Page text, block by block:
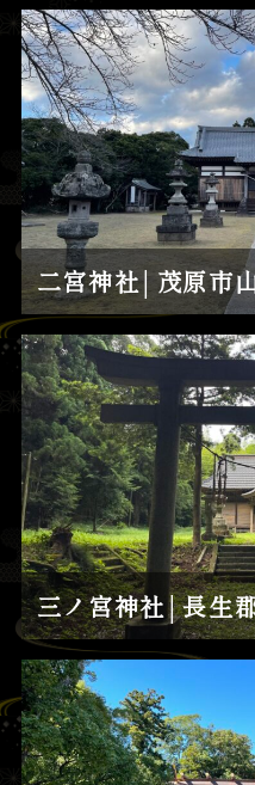
二宮神社│茂原市
三ノ宮神社│長生